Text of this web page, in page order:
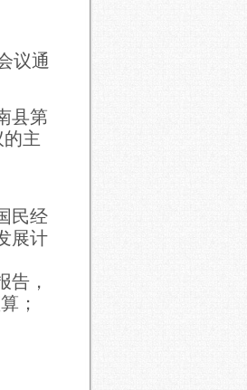
议通
县第
的主
民经
展计
告，
；